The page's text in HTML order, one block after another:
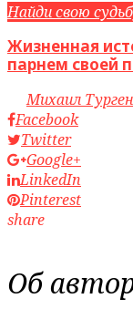
Найди свою
Жизненная
парнем своей
byМихаил
Facebook
Twitter
Google+
LinkedIn
Pinterest
share
Об